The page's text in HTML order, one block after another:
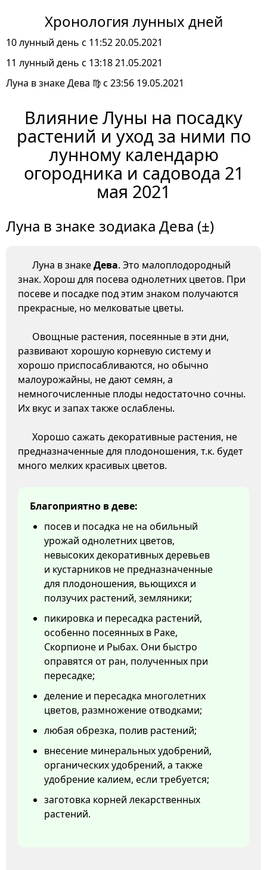
Хронология лунных дней
10 лунный день с 11:52 20.05.2021
11 лунный день с 13:18 21.05.2021
Луна в знаке Дева ♍ с 23:56 19.05.2021
Влияние Луны на посадку
растений и уход за ними по
лунному календарю
огородника и садовода 21
мая 2021
Луна в знаке зодиака Дева (±)
Луна в знакеДева. Это малоплодородный
знак. Хорош для посева однолетних цветов. При
посеве и посадке под этим знаком получаются
прекрасные, но мелковатые цветы.
Овощные растения, посеянные в эти дни,
развивают хорошую корневую систему и
хорошо приспосабливаются, но обычно
малоурожайны, не дают семян, а
немногочисленные плоды недостаточно сочны.
Их вкус и запах также ослаблены.
Хорошо сажать декоративные растения, не
предназначенные для плодоношения, т.к. будет
много мелких красивых цветов.
Благоприятно в деве:
посев и посадка не на обильный
урожай однолетних цветов,
невысоких декоративных деревьев
и кустарников не предназначенные
для плодоношения, вьющихся и
ползучих растений, земляники;
пикировка и пересадка растений,
особенно посеянных в Раке,
Скорпионе и Рыбах. Они быстро
оправятся от ран, полученных при
пересадке;
деление и пересадка многолетних
цветов, размножение отводками;
любая обрезка, полив растений;
внесение минеральных удобрений,
органических удобрений, а также
удобрение калием, если требуется;
заготовка корней лекарственных
растений.